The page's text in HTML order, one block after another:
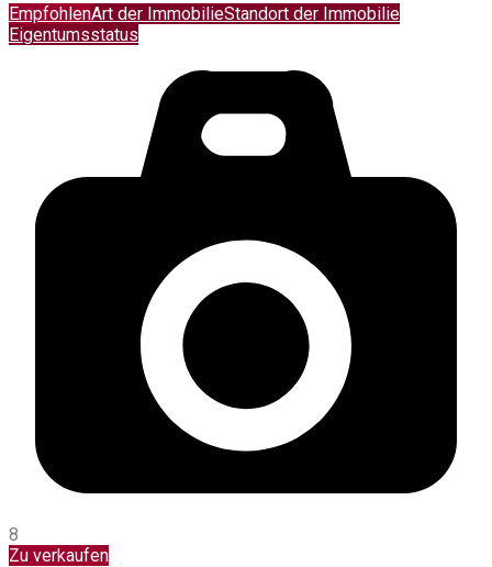
EmpfohlenArt der ImmobilieStandort der Immobilie
Eigentumsstatus
8
Zu verkaufen